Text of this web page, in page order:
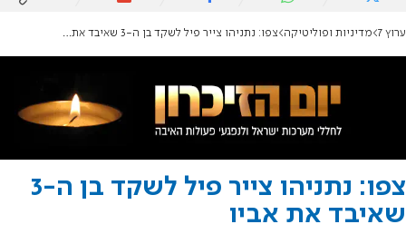
ערוץ 7 מדיניות ופוליטיקה צפו: נתניהו צייר פיל לשקד בן ה-3 שאיבד את אביו
צפו: נתניהו צייר פיל לשקד בן ה-3
שאיבד את אביו